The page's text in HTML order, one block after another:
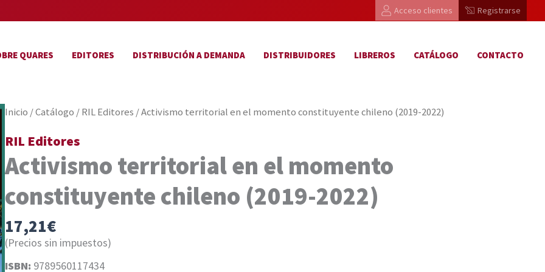
Acceso clientes Registrarse
QUARES EDITORES DISTRIBUCIÓN A DEMANDA DISTRIBUIDORES LIBREROS CATÁLOGO CONTACTO
Inicio /Catálogo /RIL Editores / Activismo territorial en el momento constituyente chileno (2019-2022)
RIL Editores
Activismo territorial en el momento
constituyente chileno (2019-2022)
17,21€
(Precios sin impuestos)
ISBN: 9789560117434